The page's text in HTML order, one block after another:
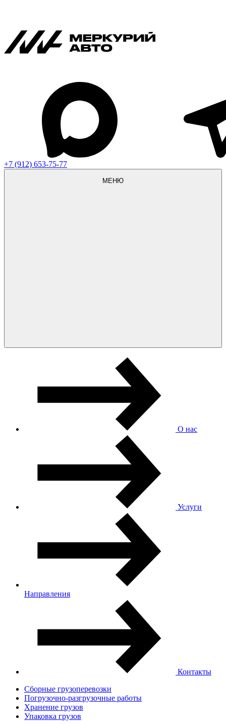
+7 (912) 653-75-77
МЕНЮ
О нас
Услуги
Направления
Контакты
Сборные грузоперевозки
Погрузочно-разгрузочные работы
Хранение грузов
Упаковка грузов